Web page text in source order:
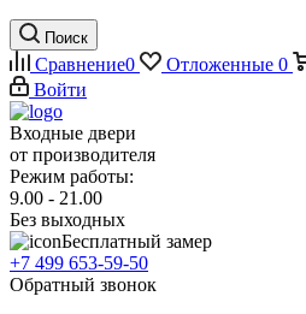
Поиск
Сравнение0 Отложенные 0
Войти
Входные двери
от производителя
Режим работы:
9.00 - 21.00
Без выходных
Бесплатный замер
+7 499 653-59-50
Обратный звонок